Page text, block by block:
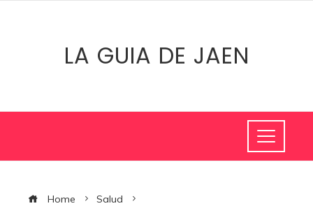
LA GUIA DE JAEN
Home
Salud